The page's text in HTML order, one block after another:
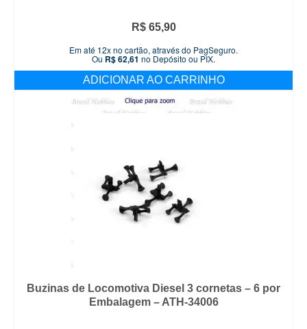
R$65,90
Em até 12x no cartão, através do PagSeguro.
Ou R$62,61 no Depósito ou PIX.
ADICIONAR AO CARRINHO
Buzinas de Locomotiva Diesel 3 cornetas – 6 por
Embalagem – ATH-34006